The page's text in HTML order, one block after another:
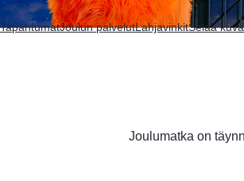
TapahtumatJoulun palvelutLahjavinkitSelaa
Joulumatka on